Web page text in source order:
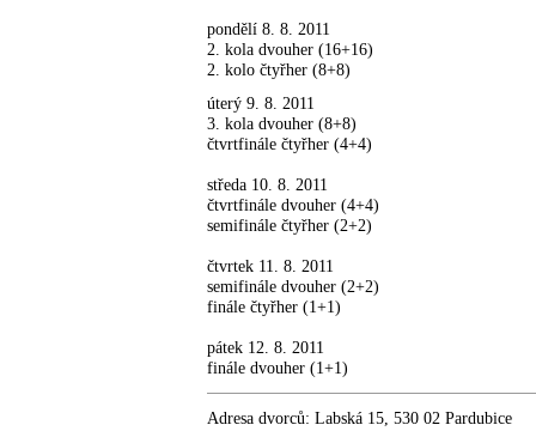
pondělí 8. 8. 2011
2. kola dvouher (16+16)
2. kolo čtyřher (8+8)
úterý 9. 8. 2011
3. kola dvouher (8+8)
čtvrtfinále čtyřher (4+4)
středa 10. 8. 2011
čtvrtfinále dvouher (4+4)
semifinále čtyřher (2+2)
čtvrtek 11. 8. 2011
semifinále dvouher (2+2)
finále čtyřher (1+1)
pátek 12. 8. 2011
finále dvouher (1+1)
Adresa dvorců: Labská 15, 530 02 Pardubice